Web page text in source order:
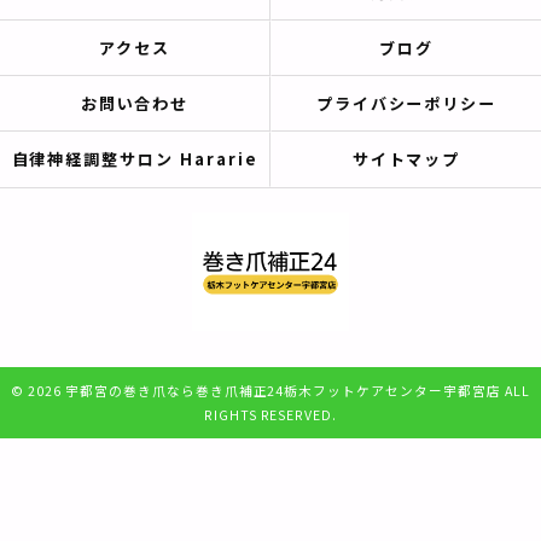
アクセス ブログ
お問い合わせ プライバシーポリシー
自律神経調整サロン Hararie サイトマップ
© 2026 宇都宮の巻き爪なら巻き爪補正24栃木フットケアセンター宇都宮店 ALL
RIGHTS RESERVED.